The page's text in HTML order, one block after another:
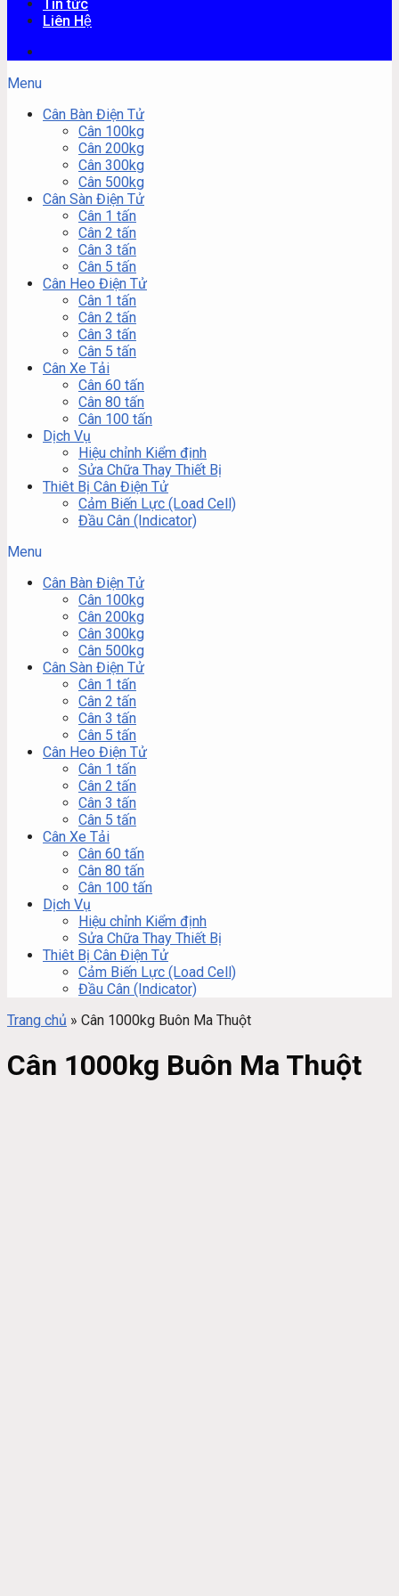
Tin tức
Liên Hệ
Menu
Cân Bàn Điện Tử
Cân 100kg
Cân 200kg
Cân 300kg
Cân 500kg
Cân Sàn Điện Tử
Cân 1 tấn
Cân 2 tấn
Cân 3 tấn
Cân 5 tấn
Cân Heo Điện Tử
Cân 1 tấn
Cân 2 tấn
Cân 3 tấn
Cân 5 tấn
Cân Xe Tải
Cân 60 tấn
Cân 80 tấn
Cân 100 tấn
Dịch Vụ
Hiệu chỉnh Kiểm định
Sửa Chữa Thay Thiết Bị
Thiêt Bị Cân Điện Tử
Cảm Biến Lực (Load Cell)
Đầu Cân (Indicator)
Menu
Cân Bàn Điện Tử
Cân 100kg
Cân 200kg
Cân 300kg
Cân 500kg
Cân Sàn Điện Tử
Cân 1 tấn
Cân 2 tấn
Cân 3 tấn
Cân 5 tấn
Cân Heo Điện Tử
Cân 1 tấn
Cân 2 tấn
Cân 3 tấn
Cân 5 tấn
Cân Xe Tải
Cân 60 tấn
Cân 80 tấn
Cân 100 tấn
Dịch Vụ
Hiệu chỉnh Kiểm định
Sửa Chữa Thay Thiết Bị
Thiêt Bị Cân Điện Tử
Cảm Biến Lực (Load Cell)
Đầu Cân (Indicator)
Trang chủ » Cân 1000kg Buôn Ma Thuột
Cân 1000kg Buôn Ma Thuột